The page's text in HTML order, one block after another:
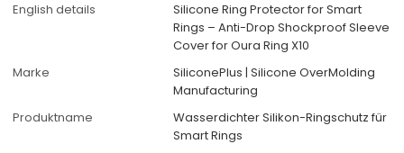
English details
Silicone Ring Protector for Smart
Rings – Anti-Drop Shockproof Sleeve
Cover for Oura Ring X10
Marke
SiliconePlus | Silicone OverMolding
Manufacturing
Produktname
Wasserdichter Silikon-Ringschutz für
Smart Rings